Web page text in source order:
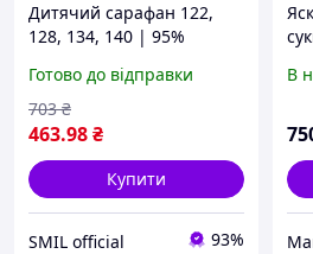
Дитячий сарафан 122,
128, 134, 140 | 95%
жатий | Ідеально на літо
для дівчинки SMIL 120379
Чайна троянда
Готово до відправки
463.98₴
703 ₴
Купити
SMIL official 93%
В